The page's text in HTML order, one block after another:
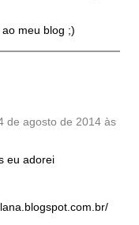
meu blog ;)
de agosto de 2014 às
eu adorei